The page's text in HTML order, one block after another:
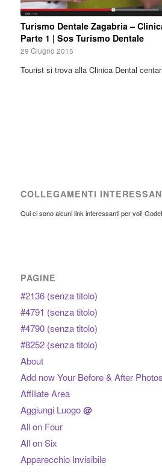
Turismo Dentale Zagabria –
Parte 1 | Sos Turismo Dentale
29 Giugno 2015
Tourist si trova alla Clinica Dental
COLLEGAMENTI
Qui ci sono alcuni link interessanti per voi!
PAGINE
#2136 (senza titolo)
#4791 (senza titolo)
#4790 (senza titolo)
#8252 (senza titolo)
About
Add now Your Before & After Photos
Affiliate Area
Aggiungi Luogo@
All on Four
All on Six
Apparecchio Invisibile